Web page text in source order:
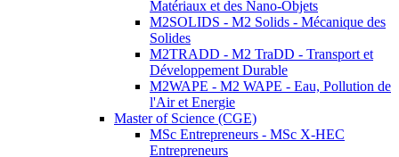
Matériaux et des Nano-Objets
M2SOLIDS - M2 Solids - Mécanique des
Solides
M2TRADD - M2 TraDD - Transport et
Développement Durable
M2WAPE - M2 WAPE - Eau, Pollution de
l'Air et Energie
Master of Science (CGE)
MSc Entrepreneurs - MSc X-HEC
Entrepreneurs